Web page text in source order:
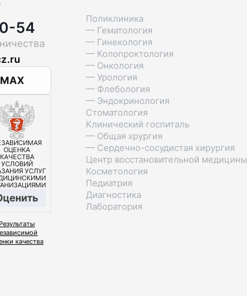
54
MAX
ОЦЕНКА
КАЧЕСТВА
УСЛОВИЙ
УСЛУГ
Результаты
качества
Поликлиника
— Гематология
— Гинекология
— Колопроктология
— Онкология
— Урология
— Флебология
— Эндокринология
Стоматология
Клинический госпиталь
— Общая хрургия
— Сердечно-сосудистая хирургия
Центр восстановительной медицины
Косметология
Педиатрия
Диагностика
Лаборатория